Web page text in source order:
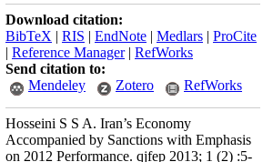
Download citation:
BibTeX | RIS | EndNote | Medlars | ProCite
| Reference Manager| RefWorks
Send citation to:
Mendeley
Zotero RefWorks
Hosseini S S A. Iran’s Economy
Accompanied by Sanctions with Emphasis
on 2012 Performance. qjfep 2013; 1 (2) :5-